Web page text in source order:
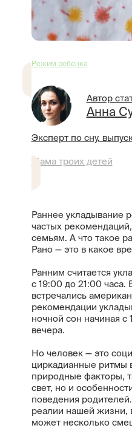
Режим ребенка
Автор
Анна
Эксперт по сну,
Мама троих детей
Раннее укладывание
частых
семьям. А что такое
Рано — это в какое
Ранним считается
с 19:00 до 21:00
встречались
рекомендации
ночной сон начиная
вечера.
Но человек — это
циркадианные ритмы
природные факторы,
свет, но и
поведения
реалии нашей жизни,
может несколько